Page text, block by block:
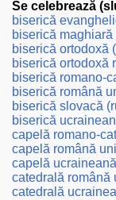
Se celebrează
biserică
biserică maghiară
biserică ortodoxă
biserică ortodoxă
biserică romano-
biserică română
biserică slovacă
biserică
capelă romano-
capelă română
capelă
catedrală română
catedrală